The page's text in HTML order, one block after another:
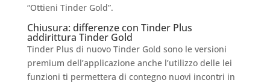
“Ottieni Tinder Gold”.
Chiusura: differenze con Tinder Plus
addirittura Tinder Gold
Tinder Plus di nuovo Tinder Gold sono le versioni
premium dell’applicazione anche l’utilizzo delle lei
funzioni ti permettera di contegno nuovi incontri in